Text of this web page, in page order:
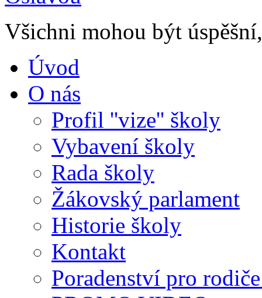
Všichni mohou být
Úvod
O nás
Profil ''vize'' školy
Vybavení školy
Rada školy
Žákovský parlament
Historie školy
Kontakt
Poradenství pro